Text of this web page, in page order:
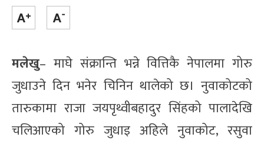
मलेखु– माघे संक्रान्ति भन्ने वित्तिकै नेपालमा गोरु
जुधाउने दिन भनेर चिनिन थालेको छ। नुवाकोटको
तारुकामा राजा जयपृथ्वीबहादुर सिंहको पालादेखि
चलिआएको गोरु जुधाइ अहिले नुवाकोट, रसुवा